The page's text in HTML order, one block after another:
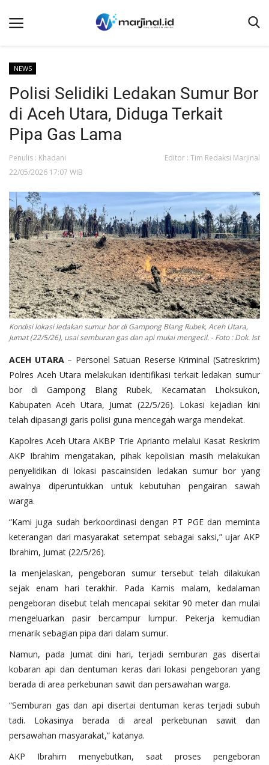
Beranda
NEWS
Redaksi
EDUKASI
LINTAS DESA
WISATA
LENSA
ADVETORIAL
OPINI
Kontak
GALERI
Ketentuan dan Layanan
Pedoman Media Siber
Privacy Policy
Alamat Kami
Tentang Kami
Login
Daftar
NEWS
Polisi Selidiki Ledakan Sumur Bor
di Aceh Utara, Diduga Terkait
Pipa Gas Lama
Penulis : Khadani
Editor : Tim Redaksi Marjinal
22/05/2026 17:07 WIB
Kondisi lokasi ledakan sumur bor di Gampong Blang Rubek, Aceh Utara,
Jumat (22/5/26), usai semburan gas dan api mulai mengecil. - Foto : Dok. Ist
ACEH UTARA– Personel Satuan Reserse Kriminal (Satreskrim)
Polres Aceh Utara melakukan identifikasi terkait ledakan sumur
bor di Gampong Blang Rubek, Kecamatan Lhoksukon,
Kabupaten Aceh Utara, Jumat (22/5/26). Lokasi kejadian kini
telah dipasangi garis polisi guna mencegah warga mendekat.
Kapolres Aceh Utara AKBP Trie Aprianto melalui Kasat Reskrim
AKP Ibrahim mengatakan, pihak kepolisian masih melakukan
penyelidikan di lokasi pascainsiden ledakan sumur bor yang
awalnya diperuntukkan untuk kebutuhan pengairan sawah
warga.
“Kami juga sudah berkoordinasi dengan PT PGE dan meminta
keterangan dari masyarakat setempat sebagai saksi,” ujar AKP
Ibrahim, Jumat (22/5/26).
Ia menjelaskan, pengeboran sumur tersebut telah dilakukan
sejak enam hari terakhir. Pada Kamis malam, kedalaman
pengeboran disebut telah mencapai sekitar 90 meter dan mulai
mengeluarkan pasir bercampur lumpur. Pekerja kemudian
menarik sebagian pipa dari dalam sumur.
Namun, pada Jumat dini hari, terjadi semburan gas disertai
kobaran api dan dentuman keras dari lokasi pengeboran yang
berada di area perkebunan sawit dan persawahan warga.
“Semburan gas dan api disertai dentuman keras terjadi subuh
tadi. Lokasinya berada di areal perkebunan sawit dan
persawahan masyarakat,” katanya.
AKP Ibrahim menyebutkan, saat proses pengeboran